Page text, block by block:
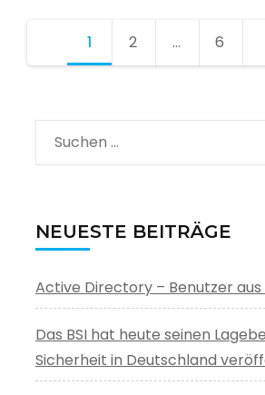
Seitennummerierung
1 Seite
2 … Seite
6
Suchen
nach:
NEUESTE BEITRÄGE
Active Directory – Benutzer aus
Das BSI hat heute seinen
Sicherheit in Deutschland